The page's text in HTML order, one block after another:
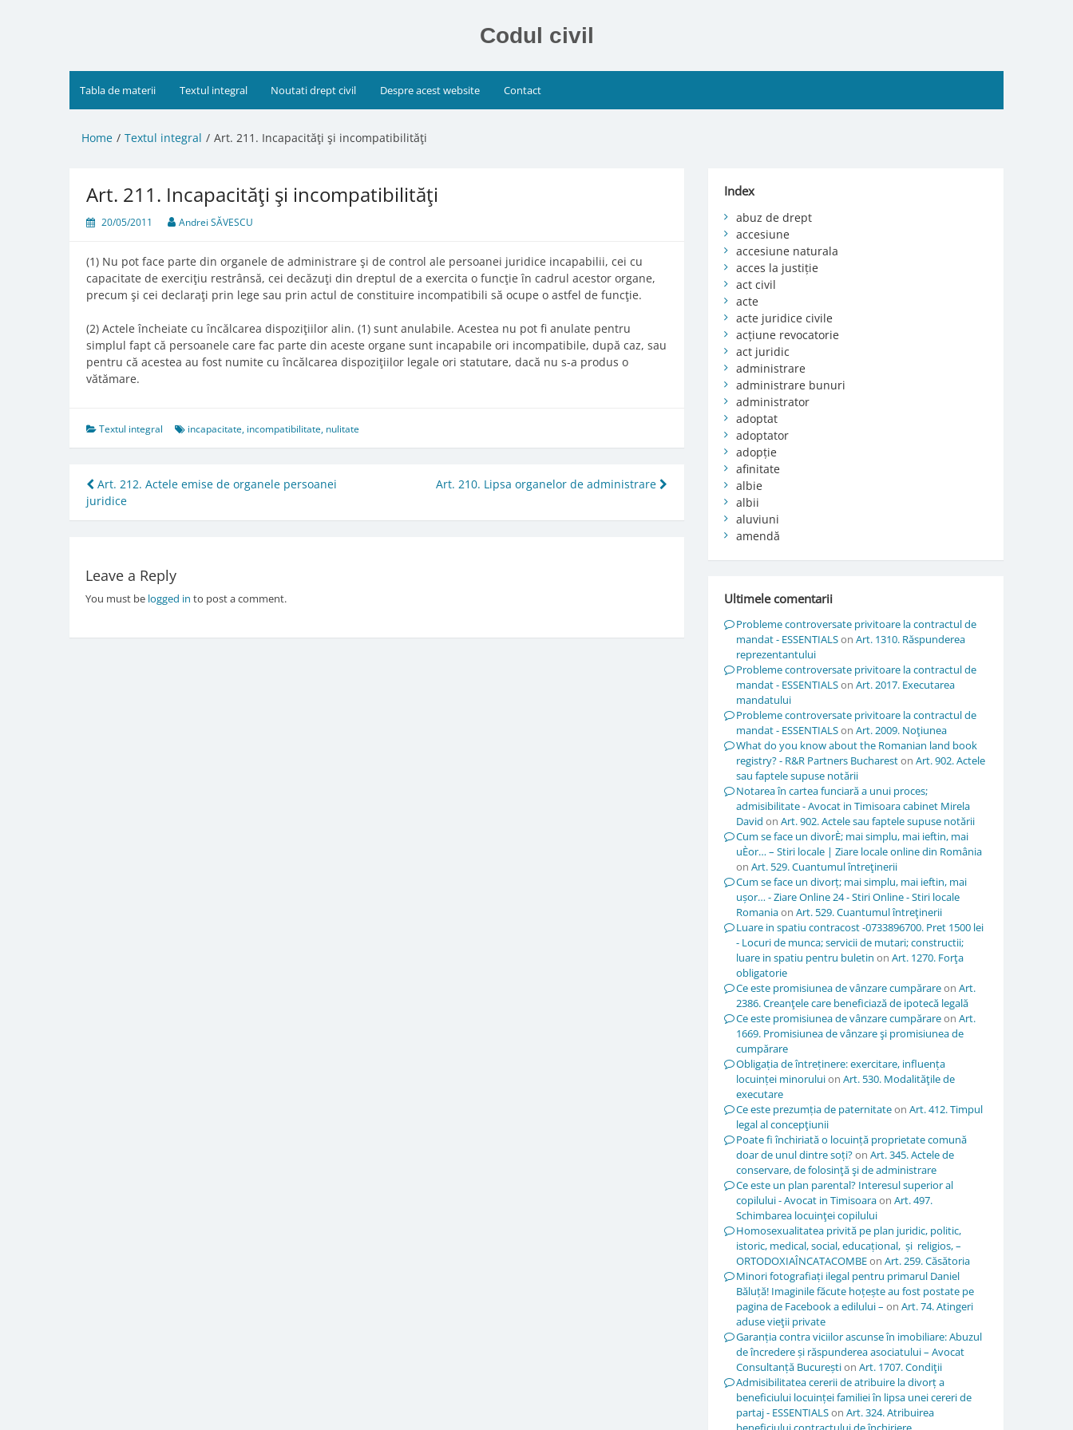
Codul civil
Tabla de materii Textul integral Noutati drept civil Despre acest website Contact
Home Textul integral Art. 211. Incapacităţi şi incompatibilităţi
Art. 211. Incapacităţi şi incompatibilităţi
20/05/2011 Andrei SĂVESCU
(1) Nu pot face parte din organele de administrare şi de control ale persoanei juridice incapabilii, cei cu
capacitate de exerciţiu restrânsă, cei decăzuţi din dreptul de a exercita o funcţie în cadrul acestor organe,
precum şi cei declaraţi prin lege sau prin actul de constituire incompatibili să ocupe o astfel de funcţie.
(2) Actele încheiate cu încălcarea dispoziţiilor alin. (1) sunt anulabile. Acestea nu pot fi anulate pentru
simplul fapt că persoanele care fac parte din aceste organe sunt incapabile ori incompatibile, după caz, sau
pentru că acestea au fost numite cu încălcarea dispoziţiilor legale ori statutare, dacă nu s-a produs o
vătămare.
Textul integral incapacitate, incompatibilitate, nulitate
Post
navigation
Art. 212. Actele emise de organele persoanei
juridice
Art. 210. Lipsa organelor de administrare
Leave a Reply
You must be logged in to post a comment.
Index
abuz de drept
accesiune
accesiune naturala
acces la justiție
act civil
acte
acte juridice civile
acțiune revocatorie
act juridic
administrare
administrare bunuri
administrator
adoptat
adoptator
adopție
afinitate
albie
albii
aluviuni
amendă
Ultimele comentarii
Probleme controversate privitoare la contractul de
mandat - ESSENTIALSon Art. 1310. Răspunderea
reprezentantului
Probleme controversate privitoare la contractul de
mandat - ESSENTIALSon Art. 2017. Executarea
mandatului
Probleme controversate privitoare la contractul de
mandat - ESSENTIALSon Art. 2009. Noţiunea
What do you know about the Romanian land book
registry? - R&R Partners Buchareston Art. 902. Actele
sau faptele supuse notării
Notarea în cartea funciară a unui proces;
admisibilitate - Avocat in Timisoara cabinet Mirela
David on Art. 902. Actele sau faptele supuse notării
Cum se face un divorÈ; mai simplu, mai ieftin, mai
uÈor… – Stiri locale | Ziare locale online din România
on Art. 529. Cuantumul întreţinerii
Cum se face un divorț; mai simplu, mai ieftin, mai
ușor… - Ziare Online 24 - Stiri Online - Stiri locale
Romaniaon Art. 529. Cuantumul întreţinerii
Luare in spatiu contracost -0733896700. Pret 1500 lei
- Locuri de munca; servicii de mutari; constructii;
luare in spatiu pentru buletin on Art. 1270. Forţa
obligatorie
Ce este promisiunea de vânzare cumpărareon Art.
2386. Creanţele care beneficiază de ipotecă legală
Ce este promisiunea de vânzare cumpărareon Art.
1669. Promisiunea de vânzare şi promisiunea de
cumpărare
Obligația de întreținere: exercitare, influența
locuinței minoruluion Art. 530. Modalităţile de
executare
Ce este prezumția de paternitateon Art. 412. Timpul
legal al concepţiunii
Poate fi închiriată o locuință proprietate comună
doar de unul dintre soți?on Art. 345. Actele de
conservare, de folosinţă şi de administrare
Ce este un plan parental? Interesul superior al
copilului - Avocat in Timisoaraon Art. 497.
Schimbarea locuinţei copilului
Homosexualitatea privită pe plan juridic, politic,
istoric, medical, social, educațional, și religios, –
ORTODOXIAÎNCATACOMBEon Art. 259. Căsătoria
Minori fotografiați ilegal pentru primarul Daniel
Băluță! Imaginile făcute hoțește au fost postate pe
pagina de Facebook a edilului – on Art. 74. Atingeri
aduse vieţii private
Garanția contra viciilor ascunse în imobiliare: Abuzul
de încredere și răspunderea asociatului – Avocat
Consultanță Bucureștion Art. 1707. Condiţii
Admisibilitatea cererii de atribuire la divorț a
beneficiului locuinței familiei în lipsa unei cereri de
partaj - ESSENTIALSon Art. 324. Atribuirea